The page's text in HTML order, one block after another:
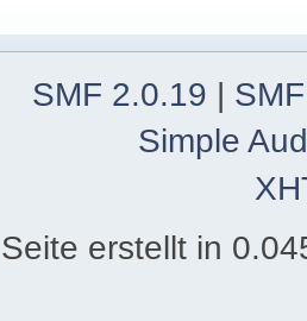
SMF 2.0.19 |
Simple
Seite erstellt in